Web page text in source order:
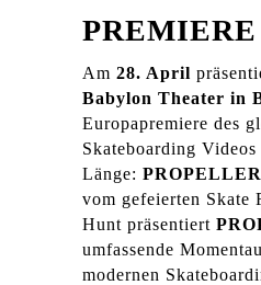
Am 28. April
Babylon Theater in
Europapremiere des
Skateboarding
Länge: PROPELLER
vom gefeierten Skate
Hunt präsentiert
umfassende
modernen